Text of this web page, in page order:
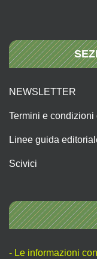
NEWSLETTER
Termini e condizioni
Linee guida
Scivici
- Le informazioni